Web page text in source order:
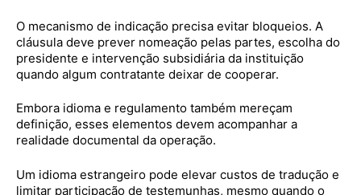
O mecanismo de indicação precisa evitar bloqueios. A
cláusula deve prever nomeação pelas partes, escolha do
presidente e intervenção subsidiária da instituição
quando algum contratante deixar de cooperar.
Embora idioma e regulamento também mereçam
definição, esses elementos devem acompanhar a
realidade documental da operação.
Um idioma estrangeiro pode elevar custos de tradução e
limitar participação de testemunhas, mesmo quando o